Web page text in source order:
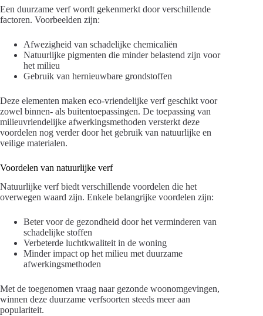
Een duurzame verf wordt gekenmerkt door verschillende
factoren. Voorbeelden zijn:
Afwezigheid van schadelijke chemicaliën
Natuurlijke pigmenten die minder belastend zijn voor
het milieu
Gebruik van hernieuwbare grondstoffen
Deze elementen maken eco-vriendelijke verf geschikt voor
zowel binnen- als buitentoepassingen. De toepassing van
milieuvriendelijke afwerkingsmethoden versterkt deze
voordelen nog verder door het gebruik van natuurlijke en
veilige materialen.
Voordelen van natuurlijke verf
Natuurlijke verf biedt verschillende voordelen die het
overwegen waard zijn. Enkele belangrijke voordelen zijn:
Beter voor de gezondheid door het verminderen van
schadelijke stoffen
Verbeterde luchtkwaliteit in de woning
Minder impact op het milieu met duurzame
afwerkingsmethoden
Met de toegenomen vraag naar gezonde woonomgevingen,
winnen deze duurzame verfsoorten steeds meer aan
populariteit.